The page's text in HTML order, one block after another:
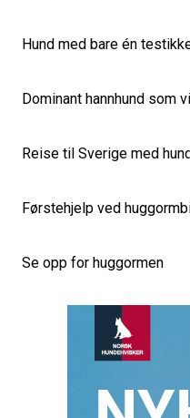
Hund med bare én
Dominant hannhund som
Reise til Sverige med
Førstehjelp ved
Se opp for huggormen